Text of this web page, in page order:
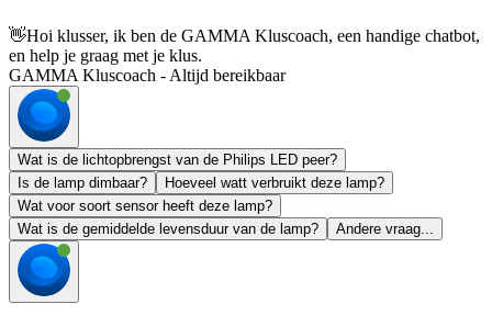
👋Hoi klusser, ik ben de GAMMA Kluscoach, een handige chatbot,
en help je graag met je klus.
GAMMA Kluscoach - Altijd bereikbaar
Wat is de lichtopbrengst van de Philips LED peer?
Is de lamp dimbaar?
Hoeveel watt verbruikt deze lamp?
Wat voor soort sensor heeft deze lamp?
Wat is de gemiddelde levensduur van de lamp?
Andere vraag...